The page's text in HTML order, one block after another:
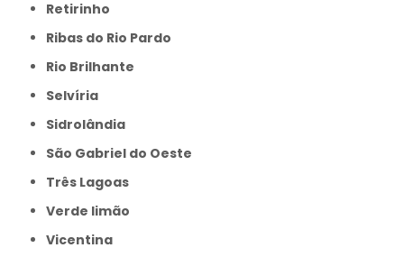
Retirinho
Ribas do Rio Pardo
Rio Brilhante
Selvíria
Sidrolândia
São Gabriel do Oeste
Três Lagoas
Verde limão
Vicentina